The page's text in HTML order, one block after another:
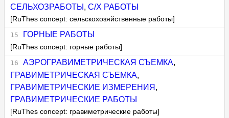
СЕЛЬХОЗРАБОТЫ ,С/Х РАБОТЫ
[RuThes concept: сельскохозяйственные работы]
ГОРНЫЕ РАБОТЫ
[RuThes concept: горные работы]
АЭРОГРАВИМЕТРИЧЕСКАЯ СЪЕМКА,
ГРАВИМЕТРИЧЕСКАЯ СЪЕМКА,
ГРАВИМЕТРИЧЕСКИЕ ИЗМЕРЕНИЯ ,
ГРАВИМЕТРИЧЕСКИЕ РАБОТЫ
[RuThes concept: гравиметрические работы]